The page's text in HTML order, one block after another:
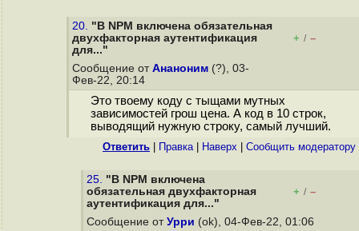
20. "В NPM включена обязательная
двухфакторная аутентификация
для..."
+ / –
Сообщение от Ананоним (?), 03-
Фев-22, 20:14
Это твоему коду с тыщами мутных
зависимостей грош цена. А код в 10 строк,
выводящий нужную строку, самый лучший.
Ответить Правка| Наверх Cообщить модератору
25. "В NPM включена
обязательная двухфакторная
аутентификация для..."
+ / –
Сообщение от Урри (ok), 04-Фев-22, 01:06